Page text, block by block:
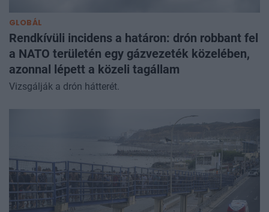
GLOBÁL
Rendkívüli incidens a határon: drón robbant fel
a NATO területén egy gázvezeték közelében,
azonnal lépett a közeli tagállam
Vizsgálják a drón hátterét.